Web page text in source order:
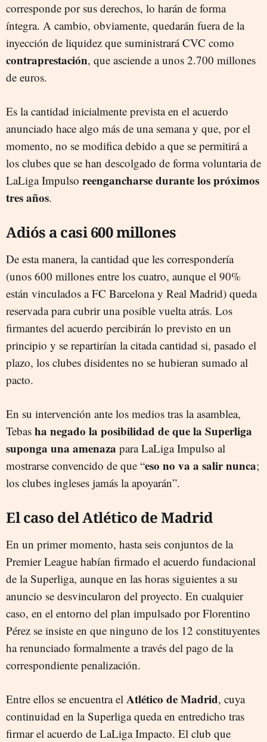
corresponde por sus derechos, lo harán de forma
íntegra. A cambio, obviamente, quedarán fuera de la
inyección de liquidez que suministrará CVC como
contraprestación, que asciende a unos 2.700 millones
de euros.
Es la cantidad inicialmente prevista en el acuerdo
anunciado hace algo más de una semana y que, por el
momento, no se modifica debido a que se permitirá a
los clubes que se han descolgado de forma voluntaria de
LaLiga Impulso reengancharse durante los próximos
tres años.
Adiós a casi 600 millones
De esta manera, la cantidad que les correspondería
(unos 600 millones entre los cuatro, aunque el 90%
están vinculados a FC Barcelona y Real Madrid) queda
reservada para cubrir una posible vuelta atrás. Los
firmantes del acuerdo percibirán lo previsto en un
principio y se repartirían la citada cantidad si, pasado el
plazo, los clubes disidentes no se hubieran sumado al
pacto.
En su intervención ante los medios tras la asamblea,
Tebas ha negado la posibilidad de que la Superliga
suponga una amenaza para LaLiga Impulso al
mostrarse convencido de que “eso no va a salir nunca;
los clubes ingleses jamás la apoyarán”.
El caso del Atlético de Madrid
En un primer momento, hasta seis conjuntos de la
Premier League habían firmado el acuerdo fundacional
de la Superliga, aunque en las horas siguientes a su
anuncio se desvincularon del proyecto. En cualquier
caso, en el entorno del plan impulsado por Florentino
Pérez se insiste en que ninguno de los 12 constituyentes
ha renunciado formalmente a través del pago de la
correspondiente penalización.
Entre ellos se encuentra el Atlético de Madrid, cuya
continuidad en la Superliga queda en entredicho tras
firmar el acuerdo de LaLiga Impacto. El club que